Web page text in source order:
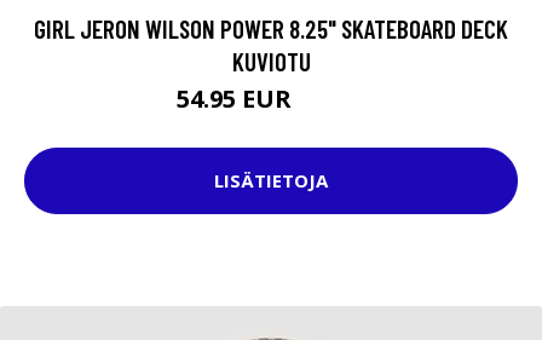
GIRL JERON WILSON POWER 8.25" SKATEBOARD DECK
KUVIOTU
54.95 EUR
LISÄTIETOJA